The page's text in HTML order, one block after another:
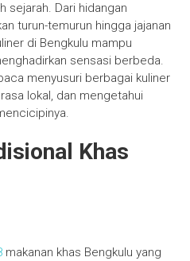
sejarah. Dari hidangan
turun-temurun hingga jajanan
di Bengkulu mampu
sensasi berbeda.
menyusuri berbagai kuliner
lokal, dan mengetahui
Khas
makanan khas Bengkulu yang